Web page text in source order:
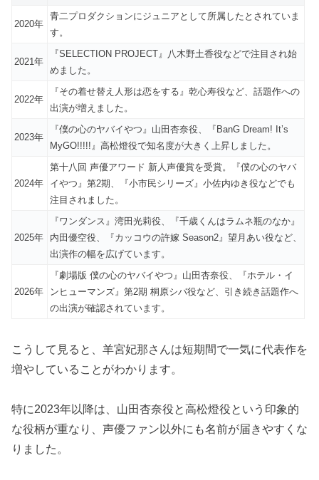
2020年
青二プロダクションにジュニアとして所属したとされていま
す。
2021年
『SELECTION PROJECT』八木野土香役などで注目され始
めました。
2022年
『その着せ替え人形は恋をする』乾心寿役など、話題作への
出演が増えました。
2023年
『僕の心のヤバイやつ』山田杏奈役、『BanG Dream! It’s
MyGO!!!!!』高松燈役で知名度が大きく上昇しました。
2024年
第十八回 声優アワード 新人声優賞を受賞。『僕の心のヤバ
イやつ』第2期、『小市民シリーズ』小佐内ゆき役などでも
注目されました。
2025年
『ワンダンス』湾田光莉役、『千歳くんはラムネ瓶のなか』
内田優空役、『カッコウの許嫁 Season2』望月あい役など、
出演作の幅を広げています。
2026年
『劇場版 僕の心のヤバイやつ』山田杏奈役、『ホテル・イ
ンヒューマンズ』第2期 桐原シバ役など、引き続き話題作へ
の出演が確認されています。
こうして見ると、羊宮妃那さんは短期間で一気に代表作を
増やしていることがわかります。
特に2023年以降は、山田杏奈役と高松燈役という印象的
な役柄が重なり、声優ファン以外にも名前が届きやすくな
りました。